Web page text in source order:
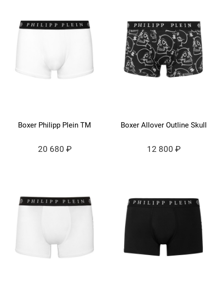
Boxer Philipp Plein TM
20 680 ₽
Boxer Allover Outline Skull
12 800 ₽